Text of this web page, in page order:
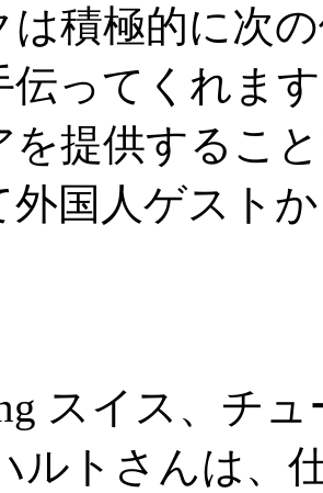
は積極的に次
伝ってくれま
を提供するこ
外国人ゲスト
スイス、チ
ルトさんは、